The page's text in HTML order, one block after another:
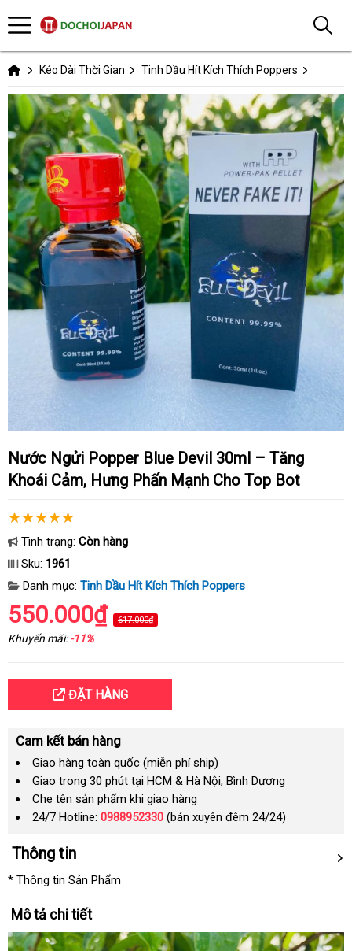
Kéo Dài Thời Gian Tinh Dầu Hít Kích Thích Poppers
Nước Ngửi Popper Blue Devil 30ml – Tăng
Khoái Cảm, Hưng Phấn Mạnh Cho Top Bot
Tình trạng: Còn hàng
Sku: 1961
Danh mục: Tinh Dầu Hít Kích Thích Poppers
550.000₫ 617.000₫
Khuyến mãi:-11%
ĐẶT HÀNG
Cam kết bán hàng
Giao hàng toàn quốc (miễn phí ship)
Giao trong 30 phút tại HCM & Hà Nội, Bình Dương
Che tên sản phẩm khi giao hàng
24/7 Hotline: 0988952330 (bán xuyên đêm 24/24)
Thông tin
* Thông tin Sản Phẩm
Mô tả chi tiết